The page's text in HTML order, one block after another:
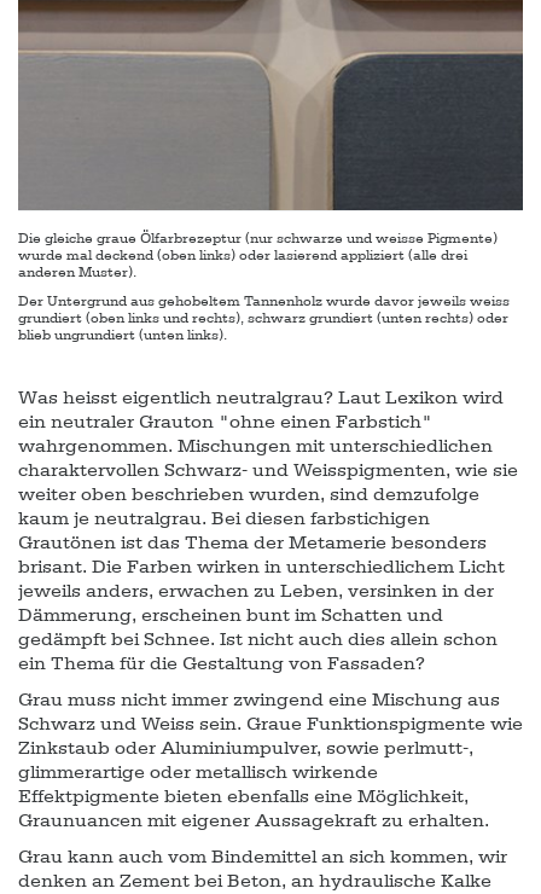
Die gleiche graue Ölfarbrezeptur (nur schwarze und weisse Pigmente)
wurde mal deckend (oben links) oder lasierend appliziert (alle drei
anderen Muster).
Der Untergrund aus gehobeltem Tannenholz wurde davor jeweils weiss
grundiert (oben links und rechts), schwarz grundiert (unten rechts) oder
blieb ungrundiert (unten links).
Was heisst eigentlich neutralgrau? Laut Lexikon wird
ein neutraler Grauton "ohne einen Farbstich"
wahrgenommen. Mischungen mit unterschiedlichen
charaktervollen Schwarz- und Weisspigmenten, wie sie
weiter oben beschrieben wurden, sind demzufolge
kaum je neutralgrau. Bei diesen farbstichigen
Grautönen ist das Thema der Metamerie besonders
brisant. Die Farben wirken in unterschiedlichem Licht
jeweils anders, erwachen zu Leben, versinken in der
Dämmerung, erscheinen bunt im Schatten und
gedämpft bei Schnee. Ist nicht auch dies allein schon
ein Thema für die Gestaltung von Fassaden?
Grau muss nicht immer zwingend eine Mischung aus
Schwarz und Weiss sein. Graue Funktionspigmente wie
Zinkstaub oder Aluminiumpulver, sowie perlmutt-,
glimmerartige oder metallisch wirkende
Effektpigmente bieten ebenfalls eine Möglichkeit,
Graunuancen mit eigener Aussagekraft zu erhalten.
Grau kann auch vom Bindemittel an sich kommen, wir
denken an Zement bei Beton, an hydraulische Kalke